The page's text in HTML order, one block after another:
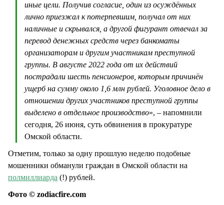
иные цели. Получив согласие, один из осуждённых
лично приезжал к потерпевшим, получал от них
наличные и скрывался, а другой фигурант отвечал за
перевод денежных средств через банкоматы
организаторам и другим участникам преступной
группы. В августе 2022 года от их действий
пострадали шесть пенсионеров, которым причинён
ущерб на сумму около 1,6 млн рублей. Уголовное дело в
отношении других участников преступной группы
выделено в отдельное производство», – напомнили
сегодня, 26 июня, суть обвинения в прокуратуре
Омской области.
Отметим, только за одну прошлую неделю подобные
мошенники обманули граждан в Омской области на
полмиллиарда (!) рублей.
Фото © zodiacfire.com